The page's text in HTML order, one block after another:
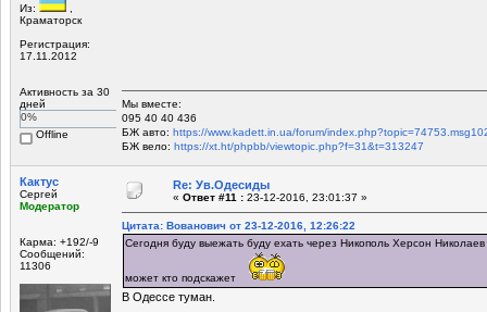
Из:
,
Краматорск
Регистрация:
17.11.2012
Активность за 30
дней
0%
Offline
Мы вместе:
095 40 40 436
БЖ авто: https://www.kadett.in.ua/forum/
БЖ вело: https://xt.ht/phpbb/viewtopic.php?f=31&t=313247
Кактус
Сергей
Модератор
Карма: +192/-9
Сообщений:
11306
Re: Ув.Одесиды
« Ответ #11 : 23-12-2016, 23:01:37 »
Цитата: Вованович от 23-12-2016, 12:26:22
Сегодня буду выежать буду ехать через Никополь Херсон
может кто подскажет
В Одессе туман.